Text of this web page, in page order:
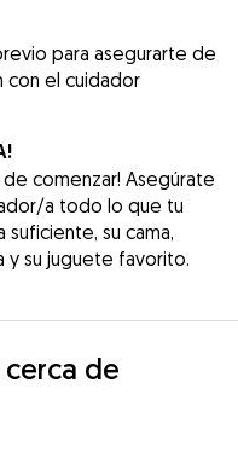
para asegurarte de
con el cuidador
comenzar! Asegúrate
a todo lo que tu
su cama,
y su juguete favorito.
de